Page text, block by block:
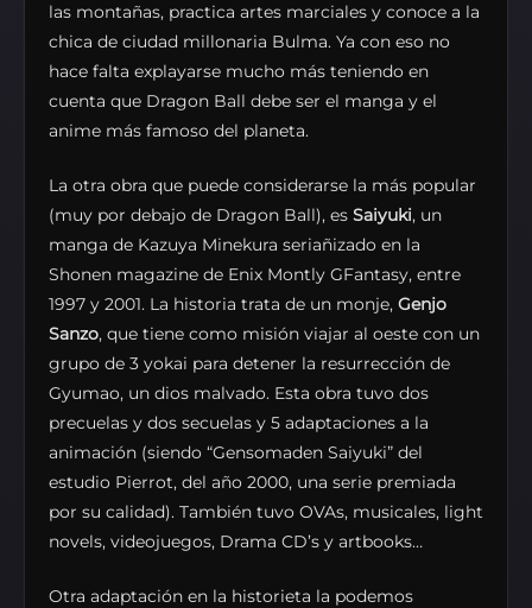
las montañas, practica artes marciales y conoce a la
chica de ciudad millonaria Bulma. Ya con eso no
hace falta explayarse mucho más teniendo en
cuenta que Dragon Ball debe ser el manga y el
anime más famoso del planeta.
La otra obra que puede considerarse la más popular
(muy por debajo de Dragon Ball), es Saiyuki, un
manga de Kazuya Minekura seriañizado en la
Shonen magazine de Enix Montly GFantasy, entre
1997 y 2001. La historia trata de un monje, Genjo
Sanzo, que tiene como misión viajar al oeste con un
grupo de 3 yokai para detener la resurrección de
Gyumao, un dios malvado. Esta obra tuvo dos
precuelas y dos secuelas y 5 adaptaciones a la
animación (siendo “Gensomaden Saiyuki” del
estudio Pierrot, del año 2000, una serie premiada
por su calidad). También tuvo OVAs, musicales, light
novels, videojuegos, Drama CD’s y artbooks…
Otra adaptación en la historieta la podemos